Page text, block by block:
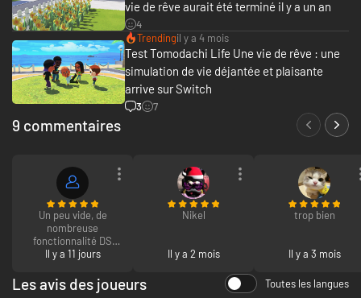
vie de rêve aurait été terminé il y a un an
4
Trendingil y a 4 mois
Test Tomodachi Life Une vie de rêve : une
simulation de vie déjantée et plaisante
arrive sur Switch
3 7
9 commentaires
Un peu vide, de
nombreuse
fonctionnalité DS
disparu mais
Il y a 11 jours
Nikel
Il y a 2 mois
trop bien
Il y a 3 mois
Les avis des joueurs Toutes les langues